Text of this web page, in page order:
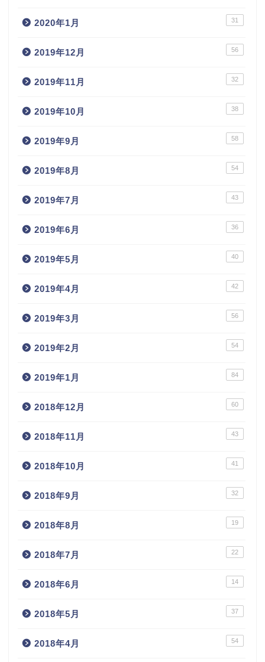
2020年1月 31
2019年12月 56
2019年11月 32
2019年10月 38
2019年9月 58
2019年8月 54
2019年7月 43
2019年6月 36
2019年5月 40
2019年4月 42
2019年3月 56
2019年2月 54
2019年1月 84
2018年12月 60
2018年11月 43
2018年10月 41
2018年9月 32
2018年8月 19
2018年7月 22
2018年6月 14
2018年5月 37
2018年4月 54